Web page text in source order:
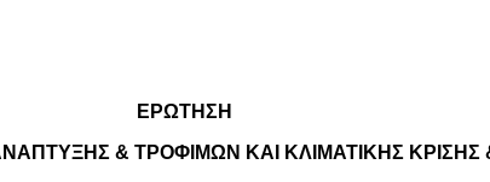
ΕΡΩΤΗΣΗ
& ΤΡΟΦΙΜΩΝ ΚΑΙ ΚΛΙΜΑΤΙΚΗΣ ΚΡΙΣΗΣ